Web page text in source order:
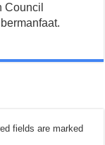
Council
fields are marked